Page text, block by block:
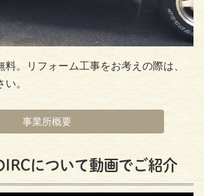
。リフォーム工事をお考えの際は、
。
事業所概要
IRCについて動画でご紹介